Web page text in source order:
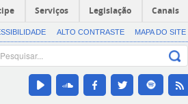
Serviços Legislação Canais
ALTO CONTRASTE MAPA DO SITE